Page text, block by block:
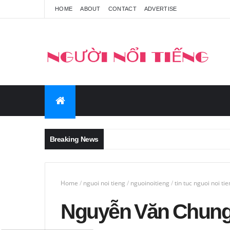
HOME ABOUT CONTACT ADVERTISE
Breaking News
Home / nguoi noi tieng / nguoinoitieng /tin tuc nguoi noi
Nguyễn Văn